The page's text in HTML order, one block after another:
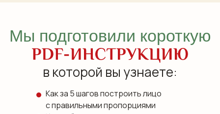
Мы подготовили короткую
в которой вы узнаете:
Как за 5 шагов построить лицо
с правильными пропорциями